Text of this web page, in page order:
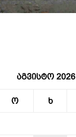
აგვისტო 2026
ო ხ